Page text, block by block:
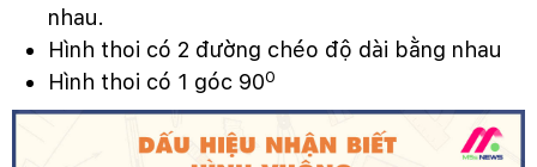
nhau.
Hình thoi có 2 đường chéo độ dài bằng nhau
Hình thoi có 1 góc 900